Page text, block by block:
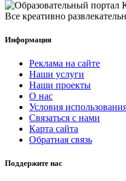
Все креативно
Информация
Реклама на сайте
Наши услуги
Наши проекты
О нас
Условия
Связаться с нами
Карта сайта
Обратная связь
Поддержите нас